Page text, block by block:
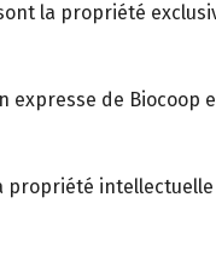
la propriété
expresse de
propriété